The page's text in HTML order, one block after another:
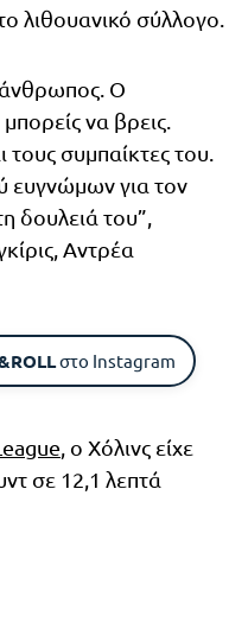
λιθουανικό σύλλογο.
άνθρωπος. Ο
να βρεις.
συμπαίκτες του.
ευγνώμων για τον
δουλειά του”,
Αντρέα
στο Instagram
, ο Χόλινς είχε
σε 12,1 λεπτά